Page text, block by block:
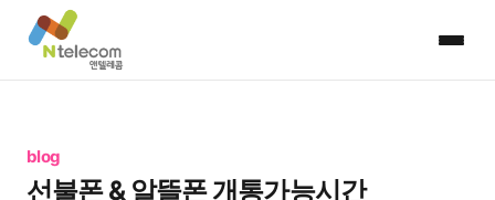
blog
선불폰 & 알뜰폰 개통가능시간